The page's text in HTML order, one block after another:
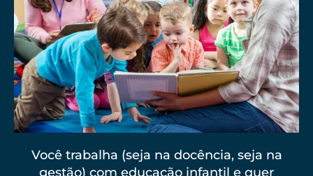
Você trabalha (seja na docência, seja na
gestão) com educação infantil e quer